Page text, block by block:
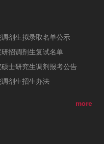
剂生拟录取名单公示
招调剂生复试名单
士研究生调剂报考公告
剂生招生办法
more